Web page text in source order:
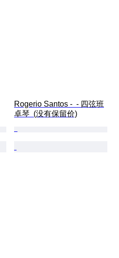
Rogerio Santos -  - 四弦班
卓琴  (没有保留价)